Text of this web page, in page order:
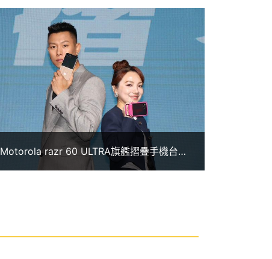
Motorola razr 60 ULTRA旗艦摺疊手機台灣
上市！價格優惠及規格一次看